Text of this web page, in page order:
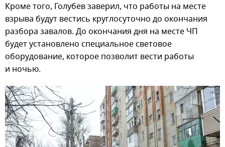
Кроме того, Голубев заверил, что работы на месте
взрыва будут вестись круглосуточно до окончания
разбора завалов. До окончания дня на месте ЧП
будет установлено специальное световое
оборудование, которое позволит вести работы
и ночью.